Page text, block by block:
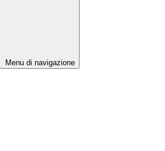
Menu di navigazione